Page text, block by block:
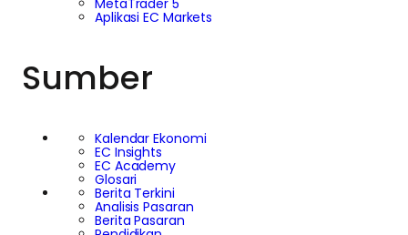
MetaTrader 5
Aplikasi EC Markets
Sumber
Kalendar Ekonomi
EC Insights
EC Academy
Glosari
Berita Terkini
Analisis Pasaran
Berita Pasaran